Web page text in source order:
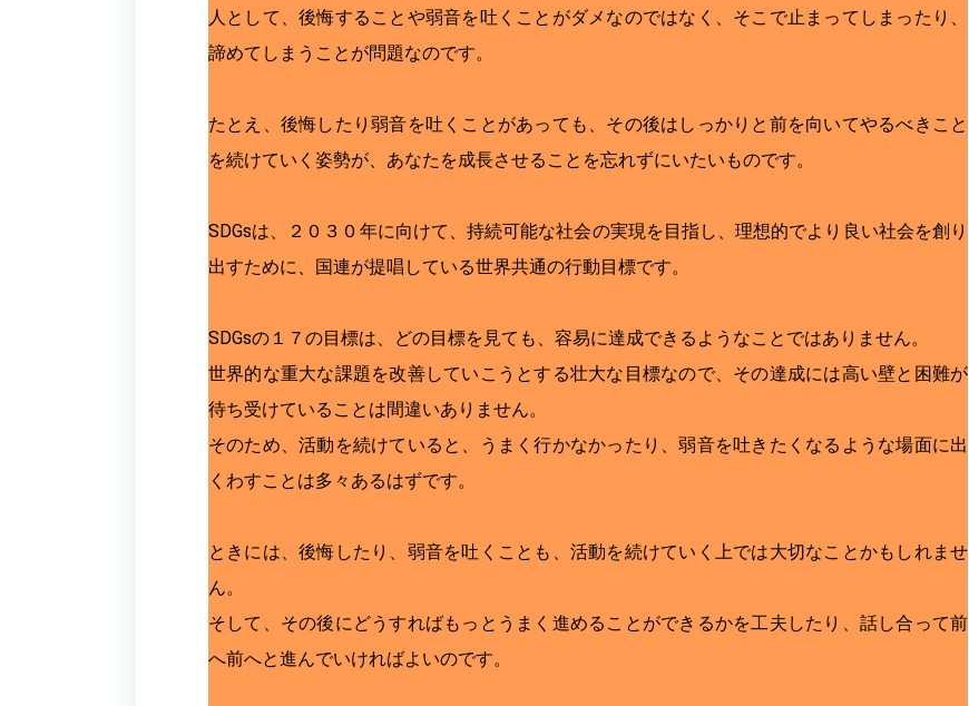
人として、後悔することや弱音を吐くことがダメなのではなく、そこで止まってしまったり、
諦めてしまうことが問題なのです。
たとえ、後悔したり弱音を吐くことがあっても、その後はしっかりと前を向いてやるべきこと
を続けていく姿勢が、あなたを成長させることを忘れずにいたいものです。
SDGsは、２０３０年に向けて、持続可能な社会の実現を目指し、理想的でより良い社会を創り
出すために、国連が提唱している世界共通の行動目標です。
SDGsの１７の目標は、どの目標を見ても、容易に達成できるようなことではありません。
世界的な重大な課題を改善していこうとする壮大な目標なので、その達成には高い壁と困難が
待ち受けていることは間違いありません。
そのため、活動を続けていると、うまく行かなかったり、弱音を吐きたくなるような場面に出
くわすことは多々あるはずです。
ときには、後悔したり、弱音を吐くことも、活動を続けていく上では大切なことかもしれませ
ん。
そして、その後にどうすればもっとうまく進めることができるかを工夫したり、話し合って前
へ前へと進んでいければよいのです。